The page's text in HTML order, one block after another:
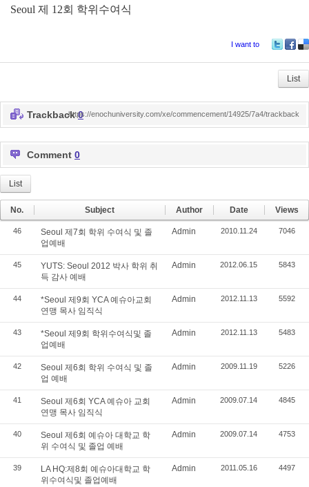
Seoul 제 12회 학위수여식
I want to
bo
ok
ou
s
List
Trackback0
https://enochuniversity.com/xe/commencement/14925/7a4/trackback
Comment 0
List
No. Subject Author Date Views
46
Seoul 제7회 학위 수여식 및 졸
업예배
Admin 2010.11.24 7046
45
YUTS: Seoul 2012 박사 학위 취
득 감사 예배
Admin 2012.06.15 5843
44
*Seoul 제9회 YCA 예슈아교회
연맹 목사 임직식
Admin 2012.11.13 5592
43
*Seoul 제9회 학위수여식및 졸
업예배
Admin 2012.11.13 5483
42
Seoul 제6회 학위 수여식 및 졸
업 예배
Admin 2009.11.19 5226
41
Seoul 제6회 YCA 예슈아 교회
연맹 목사 임직식
Admin 2009.07.14 4845
40
Seoul 제6회 예슈아 대학교 학
위 수여식 및 졸업 예배
Admin 2009.07.14 4753
39
LA HQ:제8회 예슈아대학교 학
위수여식및 졸업예배
Admin 2011.05.16 4497